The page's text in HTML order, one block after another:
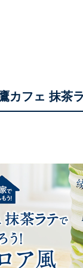
カフェ 抹茶